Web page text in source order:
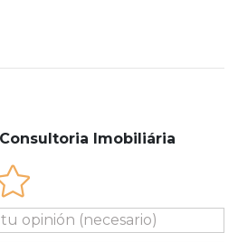
Imobiliária